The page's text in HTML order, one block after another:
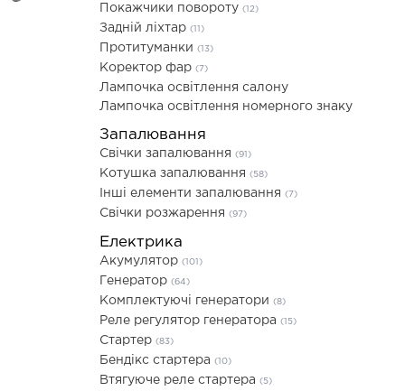
Покажчики повороту (12)
Задній ліхтар (11)
Протитуманки (13)
Коректор фар (7)
Лампочка освітлення салону
Лампочка освітлення номерного знаку
Запалювання
Свічки запалювання (91)
Котушка запалювання (58)
Інші елементи запалювання (7)
Свічки розжарення (97)
Електрика
Акумулятор (101)
Генератор (64)
Комплектуючі генератори (8)
Реле регулятор генератора (15)
Стартер (83)
Бендікс стартера (10)
Втягуюче реле стартера (5)